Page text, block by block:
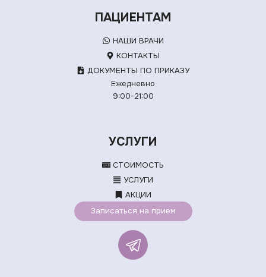
ПАЦИЕНТАМ
НАШИ ВРАЧИ
КОНТАКТЫ
ДОКУМЕНТЫ ПО ПРИКАЗУ
Ежедневно
9:00-21:00
УСЛУГИ
СТОИМОСТЬ
УСЛУГИ
АКЦИИ
Записаться на прием